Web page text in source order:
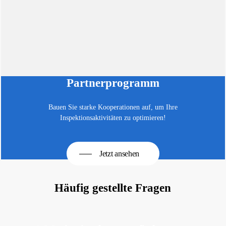
Partnerprogramm
Bauen Sie starke Kooperationen auf, um Ihre
Inspektionsaktivitäten zu optimieren!
Jetzt ansehen
Häufig gestellte Fragen